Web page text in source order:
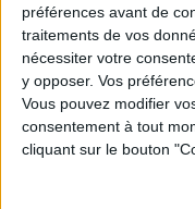
préférences avant de
traitements de vos
nécessiter votre
y opposer. Vos
Vous pouvez modifier
consentement à tout
cliquant sur le bouton
Code postal *
Pays*